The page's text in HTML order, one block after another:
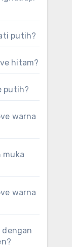
putih?
hitam?
putih?
warna
muka
warna
dengan